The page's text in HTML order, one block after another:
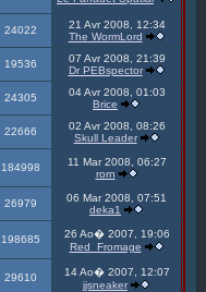
24022
21 Avr 2008, 12:34
The WormLord
19536
07 Avr 2008, 21:39
Dr PEBspector
24305
04 Avr 2008, 01:03
Brice
22666
02 Avr 2008, 08:26
Skull Leader
184998
11 Mar 2008, 06:27
rorn
26979
06 Mar 2008, 07:51
deka1
198685
26 Ao� 2007, 19:06
Red_Fromage
29610
14 Ao� 2007, 12:07
jjsneaker